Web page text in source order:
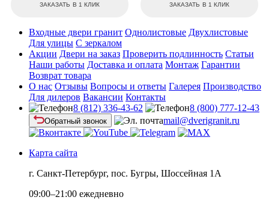
ЗАКАЗАТЬ В 1 КЛИК ЗАКАЗАТЬ В 1 КЛИК
Входные двери гранит Однолистовые Двухлистовые
Для улицы С зеркалом
Акции Двери на заказ Проверить подлинность Статьи
Наши работы Доставка и оплата Монтаж Гарантии
Возврат товара
О нас Отзывы Вопросы и ответы Галерея Производство
Для дилеров Вакансии Контакты
8 (812) 336-43-62
8 (800) 777-12-43
Обратный звонок mail@dverigranit.ru
Карта сайта
г. Санкт-Петербург, пос. Бугры, Шоссейная 1А
09:00–21:00 ежедневно